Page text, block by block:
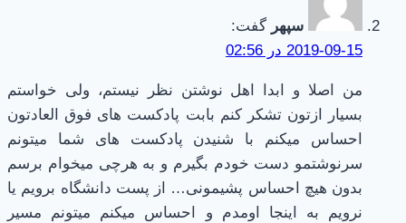
سپهر گفت:
2019-09-15 در 02:56
من اصلا و ابدا اهل نوشتن نظر نیستم، ولی خواستم
بسیار ازتون تشکر کنم بابت پادکست های فوق العادتون
احساس میکنم با شنیدن پادکست های شما میتونم
سرنوشتمو دست خودم بگیرم و به هرچی میخوام برسم
بدون هیچ احساس پشیمونی… از پست دانشگاه برویم یا
نرویم به اینجا اومدم و احساس میکنم میتونم مسیر